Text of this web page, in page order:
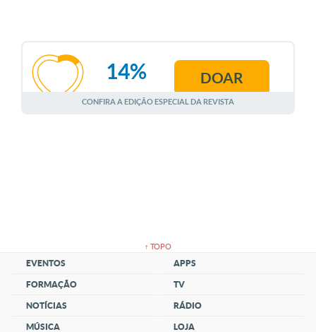
AGOSTO
14% DOAR
CONFIRA A EDIÇÃO ESPECIAL DA REVISTA
↑ TOPO
EVENTOS
FORMAÇÃO
NOTÍCIAS
MÚSICA
APPS
TV
RÁDIO
LOJA